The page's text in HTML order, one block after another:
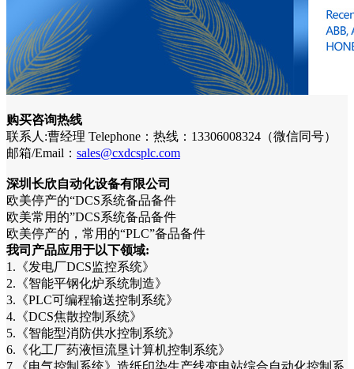
购买咨询热线
联系人:曹经理 Telephone：热线：13306008324（微信同号）
邮箱/Email： sales@cxdcsplc.com
深圳长欣自动化设备有限公司
欧美停产的“DCS系统备品备件
欧美常用的”DCS系统备品备件
欧美停产的，常用的“PLC”备品备件
我司产品应用于以下领域:
1.《发电厂DCS监控系统》
2.《智能平钢化炉系统制造》
3.《PLC可编程输送控制系统》
4.《DCS焦散控制系统》
5.《智能型消防供水控制系统》
6.《化工厂药液恒流垦计算机控制系统》